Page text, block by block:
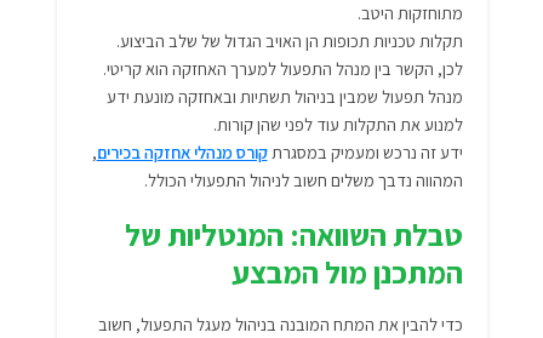
מתוחזקות היטב.
תקלות טכניות תכופות הן האויב הגדול של שלב הביצוע.
לכן, הקשר בין מנהל התפעול למערך האחזקה הוא קריטי.
מנהל תפעול שמבין בניהול תשתיות ובאחזקה מונעת ידע
למנוע את התקלות עוד לפני שהן קורות.
ידע זה נרכש ומעמיק במסגרתקורס מנהלי אחזקה בכירים,
המהווה נדבך משלים חשוב לניהול התפעולי הכולל.
טבלת השוואה: המנטליות של
המתכנן מול המבצע
כדי להבין את המתח המובנה בניהול מעגל התפעול, חשוב